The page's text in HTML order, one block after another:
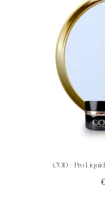
ACHETEZ
COD – Pro
€